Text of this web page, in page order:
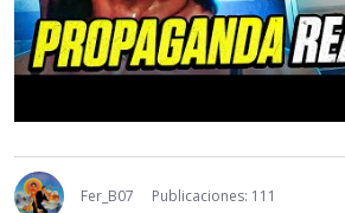
Fer_B07
Publicaciones: 111